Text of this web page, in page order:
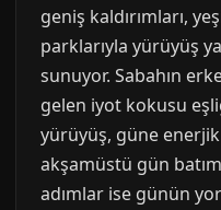
geniş kaldırımları,
parklarıyla yürüyüş
sunuyor. Sabahın
gelen iyot kokusu
yürüyüş, güne enerjik
akşamüstü gün
adımlar ise günün